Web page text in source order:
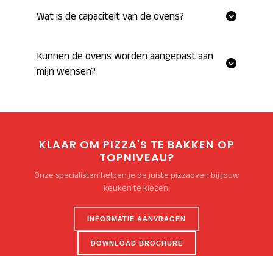
Wat is de capaciteit van de ovens?
Kunnen de ovens worden aangepast aan
mijn wensen?
KLAAR OM PIZZA'S TE BAKKEN OP
TOPNIVEAU?
Onze specialisten helpen je de juiste pizzaoven bij jouw
keuken te kiezen.
INFORMATIE AANVRAGEN
DOWNLOAD BROCHURE